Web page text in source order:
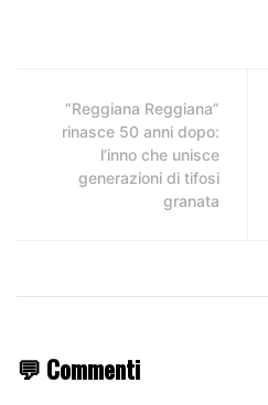
“Reggiana Reggiana”
rinasce 50 anni dopo:
l’inno che unisce
generazioni di tifosi
granata
💬 Commenti